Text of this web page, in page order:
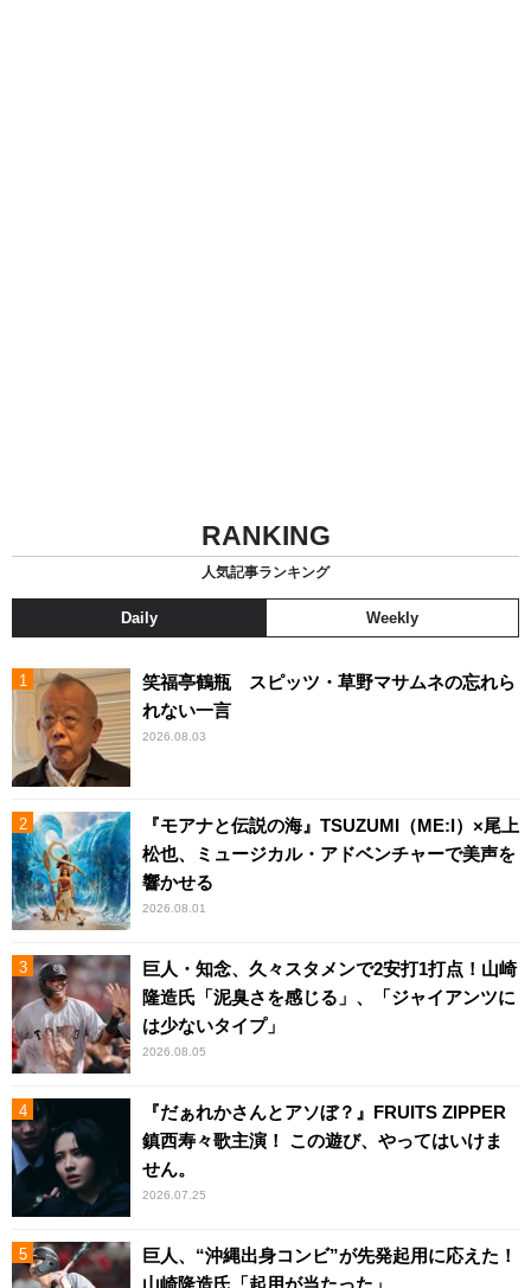
RANKING
人気記事ランキング
Daily Weekly
笑福亭鶴瓶 スピッツ・草野マサムネの忘れら
れない一言
2026.08.03
『モアナと伝説の海』TSUZUMI（ME:I）×尾上
松也、ミュージカル・アドベンチャーで美声を
響かせる
2026.08.01
巨人・知念、久々スタメンで2安打1打点！山崎
隆造氏「泥臭さを感じる」、「ジャイアンツに
は少ないタイプ」
2026.08.05
『だぁれかさんとアソぼ？』FRUITS ZIPPER
鎮西寿々歌主演！ この遊び、やってはいけま
せん。
2026.07.25
巨人、“沖縄出身コンビ”が先発起用に応えた！
山崎隆造氏「起用が当たった」